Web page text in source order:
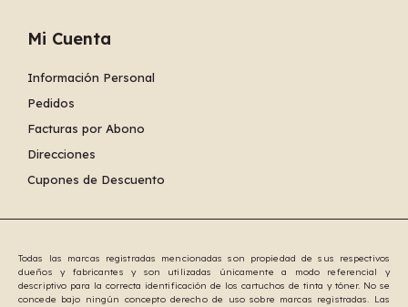
Mi Cuenta
Información Personal
Pedidos
Facturas por Abono
Direcciones
Cupones de Descuento
Todas las marcas registradas mencionadas son propiedad de sus respectivos
dueños y fabricantes y son utilizadas únicamente a modo referencial y
descriptivo para la correcta identificación de los cartuchos de tinta y tóner. No se
concede bajo ningún concepto derecho de uso sobre marcas registradas. Las